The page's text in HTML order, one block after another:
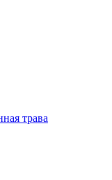
трава